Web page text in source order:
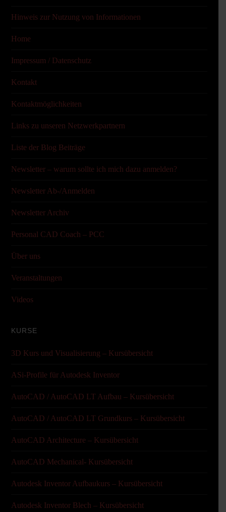
Hinweis zur Nutzung von Informationen
Home
Impressum / Datenschutz
Kontakt
Kontaktmöglichkeiten
Links zu unseren Netzwerkpartnern
Liste der Blog Beiträge
Newsletter – warum sollte ich mich dazu anmelden?
Newsletter Ab-/Anmelden
Newsletter Archiv
Personal CAD Coach – PCC
Über uns
Veranstaltungen
Videos
KURSE
3D Kurs und Visualisierung – Kursübersicht
ASi-Profile für Autodesk Inventor
AutoCAD / AutoCAD LT Aufbau – Kursübersicht
AutoCAD / AutoCAD LT Grundkurs – Kursübersicht
AutoCAD Architecture – Kursübersicht
AutoCAD Mechanical- Kursübersicht
Autodesk Inventor Aufbaukurs – Kursübersicht
Autodesk Inventor Blech – Kursübersicht